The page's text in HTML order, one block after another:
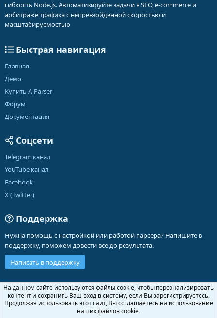
гибкость Node.js. Автоматизируйте задачи в SEO, e-commerce и
арбитраже трафика с непревзойденной скоростью и
масштабируемостью
Быстрая навигация
Главная
Демо
Купить A-Parser
Форум
Документация
Соцсети
Telegram канал
YouTube канал
Facebook
X (Twitter)
Поддержка
Нужна помощь с настройкой или работой парсера? Напишите в
поддержку, поможем довести все до результата.
Написать в поддержку
Russian (RU)
Обратная связь
Условия и правила
Политика конфиденциальности
Помощь
На данном сайте используются файлы cookie, чтобы персонализировать
контент и сохранить Ваш вход в систему, если Вы зарегистрируетесь.
Продолжая использовать этот сайт, Вы соглашаетесь на использование
наших файлов cookie.